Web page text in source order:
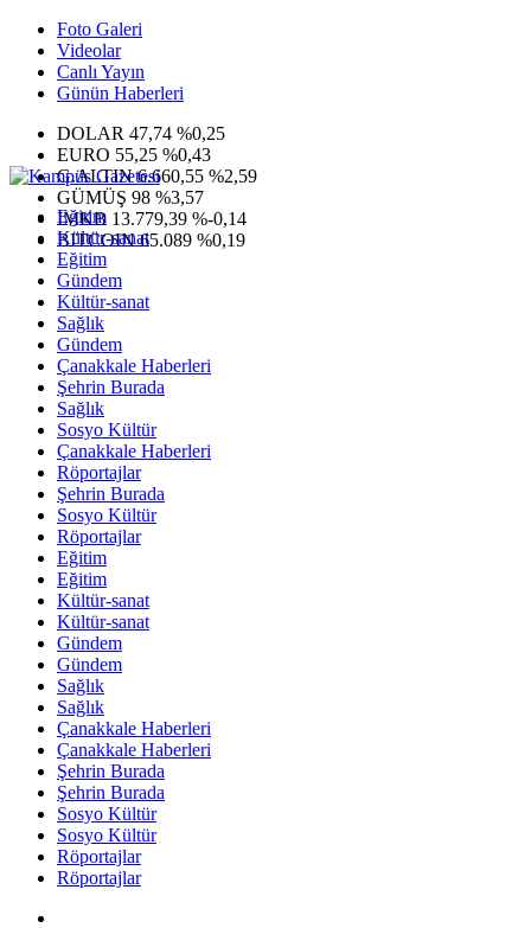
Foto Galeri
Videolar
Canlı Yayın
Günün Haberleri
DOLAR 47,74 %0,25
EURO 55,25 %0,43
G.ALTIN6.660,55 %2,59
GÜMÜŞ 98 %3,57
IMKB 13.779,39 %-0,14
BITCOIN65.089 %0,19
Eğitim
Kültür-sanat
Eğitim
Gündem
Kültür-sanat
Sağlık
Gündem
Çanakkale Haberleri
Şehrin Burada
Sağlık
Sosyo Kültür
Çanakkale Haberleri
Röportajlar
Şehrin Burada
Sosyo Kültür
Röportajlar
Eğitim
Eğitim
Kültür-sanat
Kültür-sanat
Gündem
Gündem
Sağlık
Sağlık
Çanakkale Haberleri
Çanakkale Haberleri
Şehrin Burada
Şehrin Burada
Sosyo Kültür
Sosyo Kültür
Röportajlar
Röportajlar